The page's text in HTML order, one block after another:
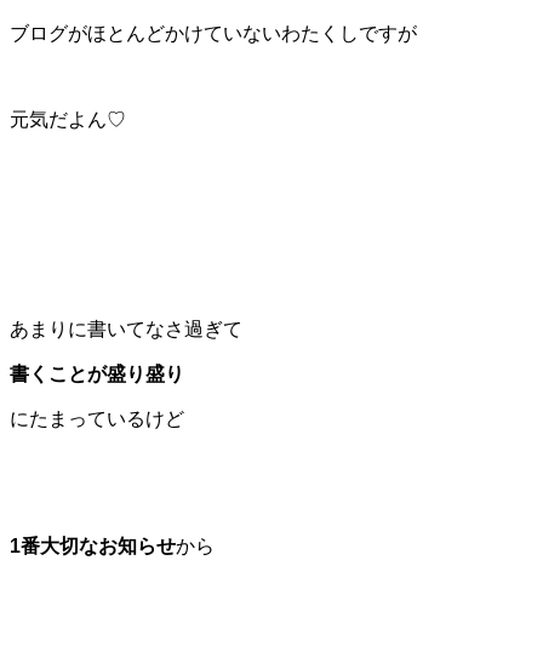
ブログがほとんどかけていないわたくしですが
元気だよん♡
あまりに書いてなさ過ぎて
書くことが盛り盛り
にたまっているけど
1番大切なお知らせから